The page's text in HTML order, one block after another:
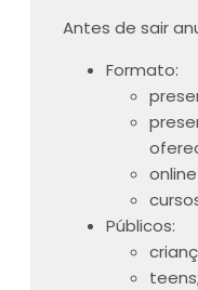
Antes de sair
Formato:
Públicos:
teens;